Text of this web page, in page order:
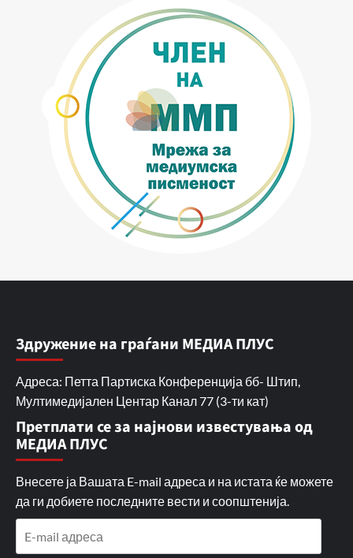
Здружение на граѓани МЕДИА ПЛУС
Адреса: Петта Партиска Конференција бб- Штип,
Мултимедијален Центар Канал 77 (3-ти кат)
Претплати се за најнови известувања од
МЕДИА ПЛУС
Внесете ја Вашата E-mail адреса и на истата ќе можете
да ги добиете последните вести и соопштенија.